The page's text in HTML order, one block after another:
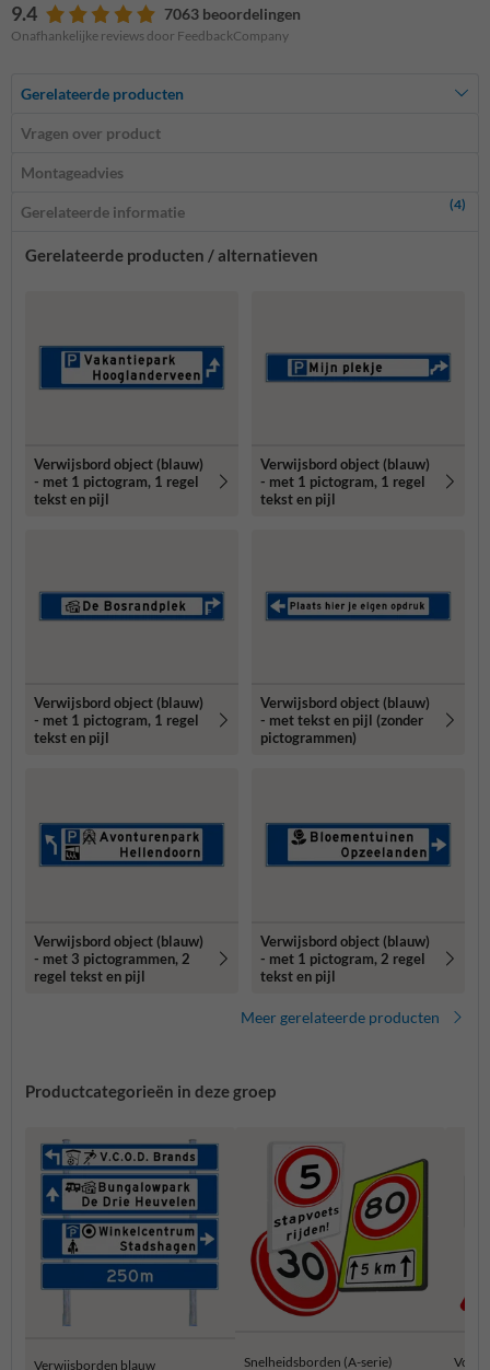
9.4 7063 beoordelingen
Onafhankelijke reviews door FeedbackCompany
Gerelateerde producten
Vragen over product
Montageadvies
Gerelateerde informatie (4)
Gerelateerde producten / alternatieven
Verwijsbord object (blauw)
- met 1 pictogram, 1 regel
tekst en pijl
Verwijsbord object (blauw)
- met 1 pictogram, 1 regel
tekst en pijl
Verwijsbord object (blauw)
- met 1 pictogram, 1 regel
tekst en pijl
Verwijsbord object (blauw)
- met tekst en pijl (zonder
pictogrammen)
Verwijsbord object (blauw)
- met 3 pictogrammen, 2
regel tekst en pijl
Verwijsbord object (blauw)
- met 1 pictogram, 2 regel
tekst en pijl
Meer gerelateerde producten
Productcategorieën in deze groep
Verwijsborden blauw Snelheidsborden (A-serie)